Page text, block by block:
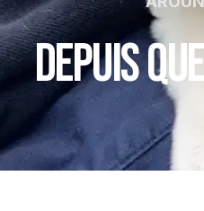
Depuis